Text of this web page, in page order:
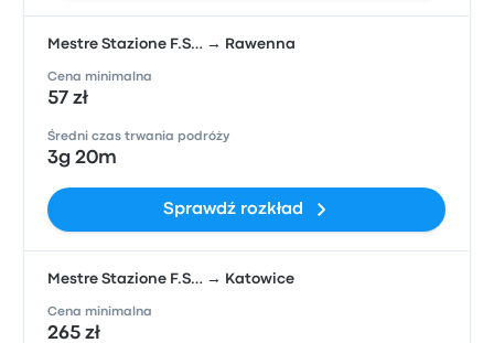
Mestre Stazione F.S… → Rawenna
Cena minimalna
57 zł
Średni czas trwania podróży
3g 20m
Sprawdź rozkład
Mestre Stazione F.S… → Katowice
Cena minimalna
265 zł